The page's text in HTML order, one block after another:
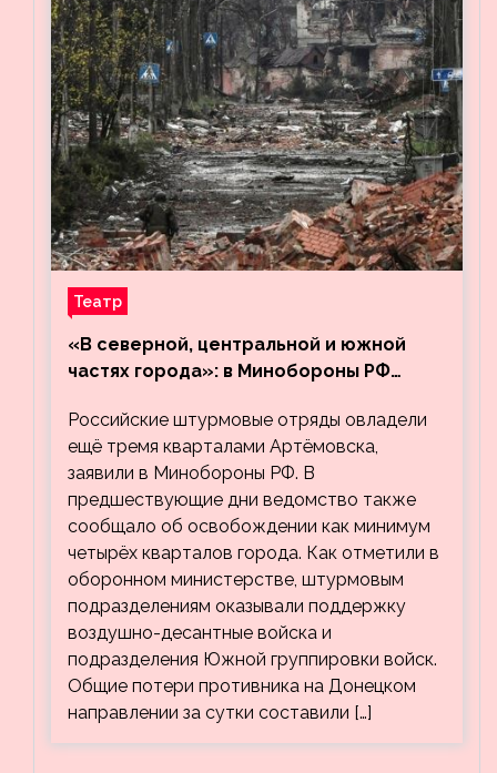
Театр
«В северной, центральной и южной
частях города»: в Минобороны РФ
кварталов Артёмовска
Российские штурмовые отряды овладели
ещё тремя кварталами Артёмовска,
заявили в Минобороны РФ. В
предшествующие дни ведомство также
сообщало об освобождении как минимум
четырёх кварталов города. Как отметили в
оборонном министерстве, штурмовым
подразделениям оказывали поддержку
воздушно-десантные войска и
подразделения Южной группировки войск.
Общие потери противника на Донецком
направлении за сутки составили […]